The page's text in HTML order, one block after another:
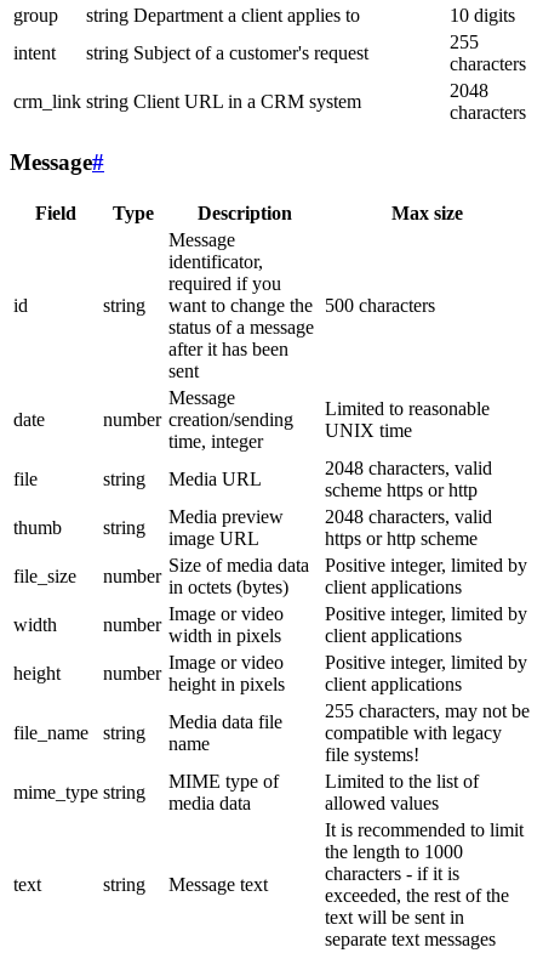
group
string Department a client applies to
10 digits
intent
string Subject of a customer's request
255
characters
crm_link string Client URL in a CRM system
2048
characters
Message#
Field Type Description Max size
id string
Message
identificator,
required if you
want to change the
status of a message
after it has been
sent
500 characters
date number
Message
creation/sending
time, integer
Limited to reasonable
UNIX time
file string Media URL
2048 characters, valid
scheme https or http
thumb
string
Media preview
image URL
2048 characters, valid
https or http scheme
file_size
number
Size of media data
in octets (bytes)
Positive integer, limited by
client applications
width
number
Image or video
width in pixels
Positive integer, limited by
client applications
height
number
Image or video
height in pixels
Positive integer, limited by
client applications
file_name string
Media data file
name
255 characters, may not be
compatible with legacy
file systems!
mime_type string
MIME type of
media data
Limited to the list of
allowed values
text string Message text
It is recommended to limit
the length to 1000
characters - if it is
exceeded, the rest of the
text will be sent in
separate text messages